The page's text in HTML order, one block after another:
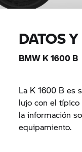
DATOS
BMW K 1600 B
La K 1600 B es
lujo con el
la información
equipamiento.